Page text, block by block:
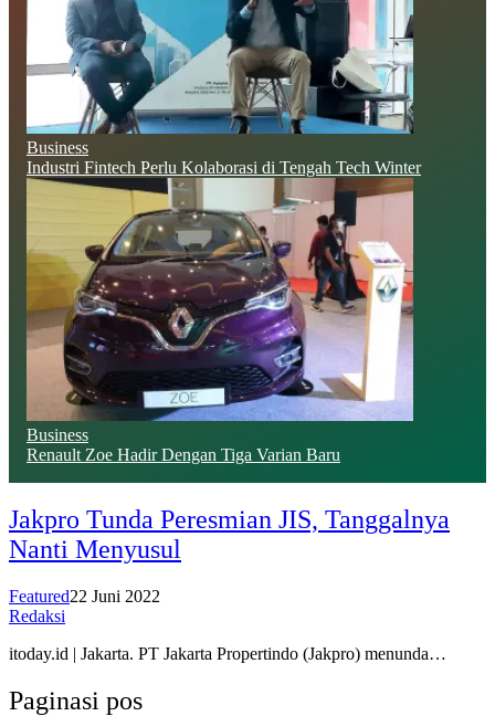
Business
Industri Fintech Perlu Kolaborasi di Tengah Tech Winter
Business
Renault Zoe Hadir Dengan Tiga Varian Baru
Jakpro Tunda Peresmian JIS, Tanggalnya
Nanti Menyusul
Featured22 Juni 2022
Redaksi
itoday.id | Jakarta. PT Jakarta Propertindo (Jakpro) menunda…
Paginasi pos